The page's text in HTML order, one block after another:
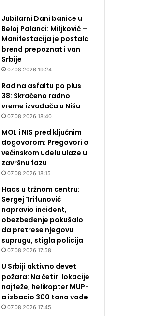
Jubilarni Dani banice u
Beloj Palanci: Miljković –
Manifestacija je postala
brend prepoznat i van
Srbije
07.08.2026 19:24
Rad na asfaltu po plus
38: Skraćeno radno
vreme izvođača u Nišu
07.08.2026 18:40
MOL i NIS pred ključnim
dogovorom: Pregovori o
većinskom udelu ulaze u
završnu fazu
07.08.2026 18:15
Haos u tržnom centru:
Sergej Trifunović
napravio incident,
obezbeđenje pokušalo
da pretrese njegovu
suprugu, stigla policija
07.08.2026 17:58
U Srbiji aktivno devet
požara: Na četiri lokacije
najteže, helikopter MUP-
a izbacio 300 tona vode
07.08.2026 17:45